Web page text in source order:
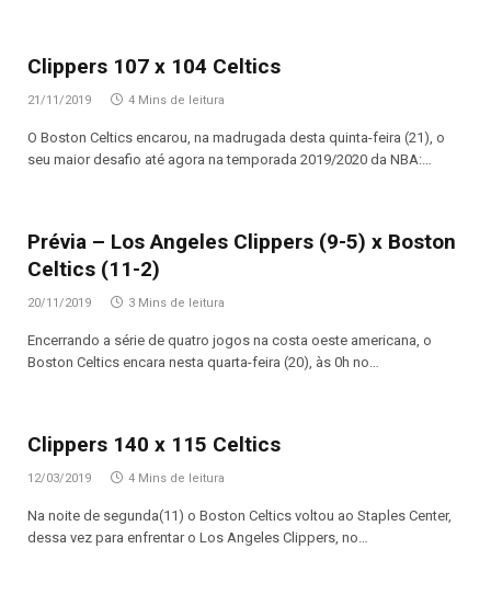
Clippers 107 x 104 Celtics
21/11/2019 4 Mins de leitura
O Boston Celtics encarou, na madrugada desta quinta-feira (21), o
seu maior desafio até agora na temporada 2019/2020 da NBA:…
Prévia – Los Angeles Clippers (9-5) x Boston
Celtics (11-2)
20/11/2019 3 Mins de leitura
Encerrando a série de quatro jogos na costa oeste americana, o
Boston Celtics encara nesta quarta-feira (20), às 0h no…
Clippers 140 x 115 Celtics
12/03/2019 4 Mins de leitura
Na noite de segunda(11) o Boston Celtics voltou ao Staples Center,
dessa vez para enfrentar o Los Angeles Clippers, no…